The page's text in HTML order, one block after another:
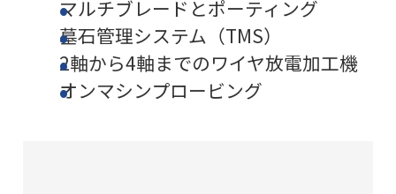
マルチブレードとポーティング
墓石管理システム（TMS）
2軸から4軸までのワイヤ放電加工機
オンマシンプロービング